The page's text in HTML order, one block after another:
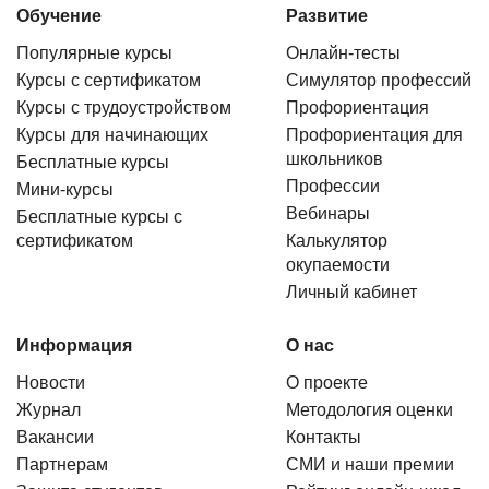
Обучение
Популярные курсы
Курсы с сертификатом
Курсы с трудоустройством
Курсы для начинающих
Бесплатные курсы
Мини-курсы
Бесплатные курсы с
сертификатом
Развитие
Онлайн-тесты
Симулятор профессий
Профориентация
Профориентация для
школьников
Профессии
Вебинары
Калькулятор
окупаемости
Личный кабинет
Информация
Новости
Журнал
Вакансии
Партнерам
О нас
О проекте
Методология оценки
Контакты
СМИ и наши премии